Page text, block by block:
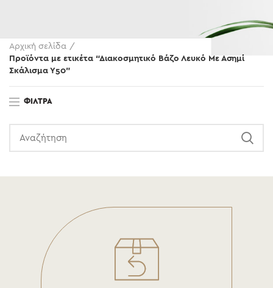
Αρχική σελίδα
Προϊόντα με ετικέτα “Διακοσμητικό Βάζο Λευκό Με Ασημί
Σκάλισμα Υ50”
ΦΊΛΤΡΑ